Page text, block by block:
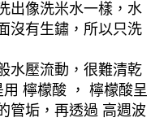
出像洗米水一樣，水
沒有生鏽，所以只洗
水壓流動，很難清乾
檸檬酸 ， 檸檬酸呈
管垢，再透過 高週波